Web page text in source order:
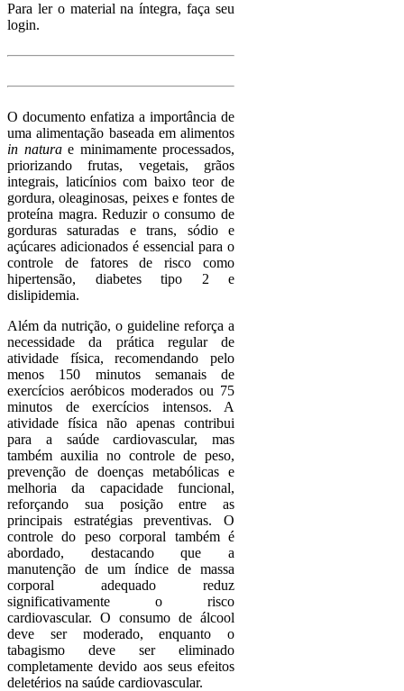
Para ler o material na íntegra, faça seu
login.
O documento enfatiza a importância de
uma alimentação baseada em alimentos
in naturae minimamente processados,
priorizando frutas, vegetais, grãos
integrais, laticínios com baixo teor de
gordura, oleaginosas, peixes e fontes de
proteína magra. Reduzir o consumo de
gorduras saturadas e trans, sódio e
açúcares adicionados é essencial para o
controle de fatores de risco como
hipertensão, diabetes tipo 2 e
dislipidemia.
Além da nutrição, o guideline reforça a
necessidade da prática regular de
atividade física, recomendando pelo
menos 150 minutos semanais de
exercícios aeróbicos moderados ou 75
minutos de exercícios intensos. A
atividade física não apenas contribui
para a saúde cardiovascular, mas
também auxilia no controle de peso,
prevenção de doenças metabólicas e
melhoria da capacidade funcional,
reforçando sua posição entre as
principais estratégias preventivas. O
controle do peso corporal também é
abordado, destacando que a
manutenção de um índice de massa
corporal adequado reduz
significativamente o risco
cardiovascular. O consumo de álcool
deve ser moderado, enquanto o
tabagismo deve ser eliminado
completamente devido aos seus efeitos
deletérios na saúde cardiovascular.